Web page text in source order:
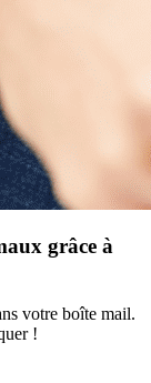
grâce à
votre boîte mail.
!